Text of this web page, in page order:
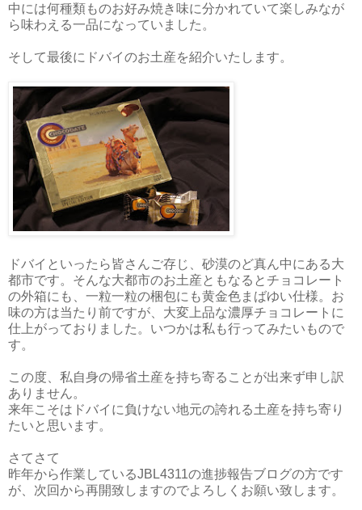
中には何種類ものお好み焼き味に分かれていて楽しみなが
ら味わえる一品になっていました。
そして最後にドバイのお土産を紹介いたします。
ドバイといったら皆さんご存じ、砂漠のど真ん中にある大
都市です。そんな大都市のお土産ともなるとチョコレート
の外箱にも、一粒一粒の梱包にも黄金色まばゆい仕様。お
味の方は当たり前ですが、大変上品な濃厚チョコレートに
仕上がっておりました。いつかは私も行ってみたいもので
す。
この度、私自身の帰省土産を持ち寄ることが出来ず申し訳
ありません。
来年こそはドバイに負けない地元の誇れる土産を持ち寄り
たいと思います。
さてさて
昨年から作業しているJBL4311の進捗報告ブログの方です
が、次回から再開致しますのでよろしくお願い致します。